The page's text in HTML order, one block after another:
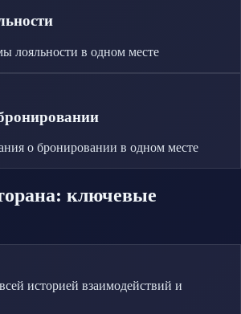
лояльности в одном месте
о бронировании в одном месте
ключевые
историей взаимодействий и